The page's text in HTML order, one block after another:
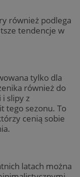
również podlega
tendencje w
tylko dla
również do
slipy z
tego sezonu. To
cenią sobie
latach można